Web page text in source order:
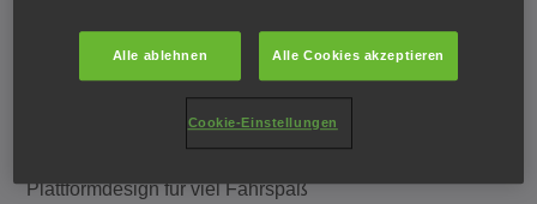
Der neue SUV schließt die Lücke zwischen HR-V und
CR-V und überzeugt mit sportlichem Aussehen,
dynamischen Fahreigenschaften, hoher Praktikabilität
Die DNA des Civic ist die Grundlage für den ZR-V und
Plattformdesign für viel Fahrspaß
Alle ablehnen Alle Cookies akzeptieren
Cookie-Einstellungen